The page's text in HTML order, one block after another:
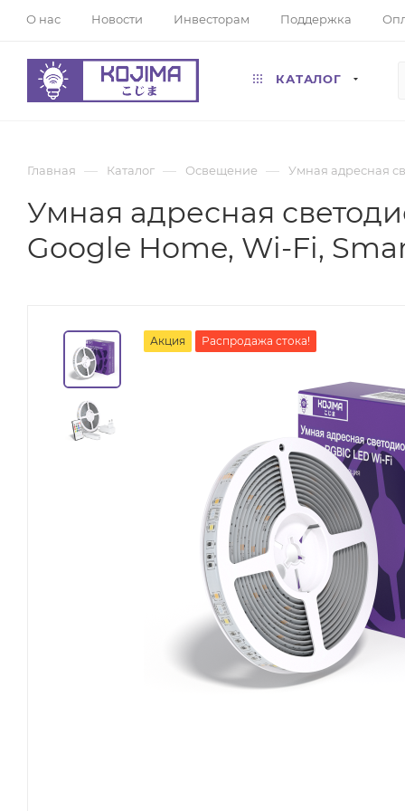
О нас Новости Инвесторам Поддержка
КАТАЛОГ
Главная — Каталог — Освещение — Умная адресная
Умная адресная
Google Home, Wi-Fi,
Акция Распродажа стока!